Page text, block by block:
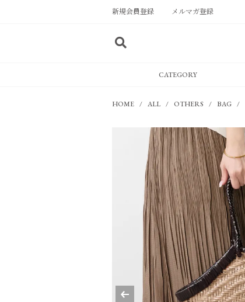
新規会員登録 メルマガ登録
CATEGORY
HOME ALL OTHERS BAG